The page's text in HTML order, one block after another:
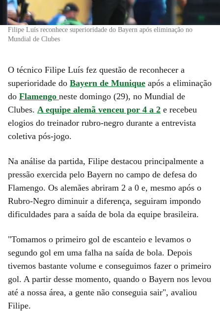
Filipe Luís reconhece superioridade do Bayern após eliminação no
Mundial de Clubes
O técnico Filipe Luís fez questão de reconhecer a
superioridade do Bayern de Munique após a eliminação
do Flamengo neste domingo (29), no Mundial de
Clubes. A equipe alemã venceu por 4 a 2 e recebeu
elogios do treinador rubro-negro durante a entrevista
coletiva pós-jogo.
Na análise da partida, Filipe destacou principalmente a
pressão exercida pelo Bayern no campo de defesa do
Flamengo. Os alemães abriram 2 a 0 e, mesmo após o
Rubro-Negro diminuir a diferença, seguiram impondo
dificuldades para a saída de bola da equipe brasileira.
"Tomamos o primeiro gol de escanteio e levamos o
segundo gol em uma falha na saída de bola. Depois
tivemos bastante volume e conseguimos fazer o primeiro
gol. A partir desse momento, quando o Bayern nos levou
até a nossa área, a gente não conseguia sair", avaliou
Filipe.